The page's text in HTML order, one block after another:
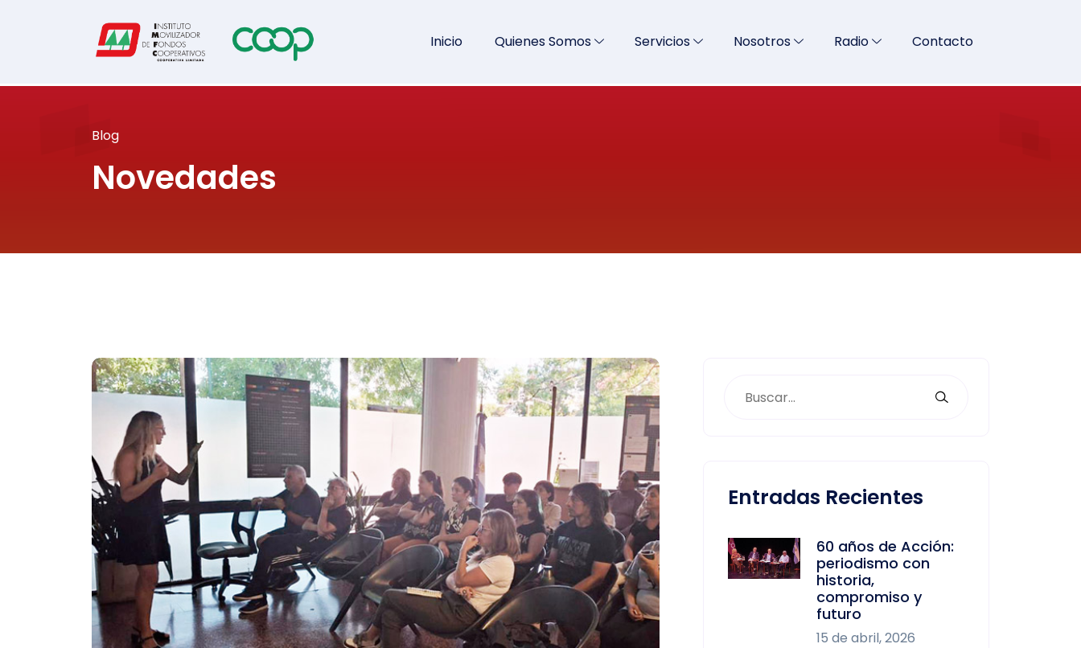
Inicio Quienes Somos Servicios Nosotros Radio Contacto
Blog
Novedades
Entradas Recientes
60 años de Acción:
periodismo con
historia,
compromiso y
futuro
15 de abril, 2026